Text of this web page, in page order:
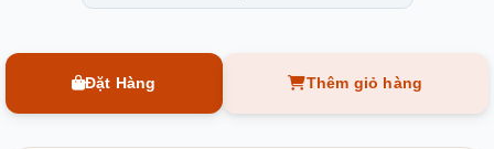
Đặt Hàng Thêm giỏ hàng